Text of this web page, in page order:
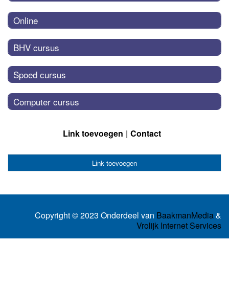
Online
BHV cursus
Spoed cursus
Computer cursus
Link toevoegen Contact
Link toevoegen
Copyright © 2023 Onderdeel van BaakmanMedia&
Vrolijk Internet Services